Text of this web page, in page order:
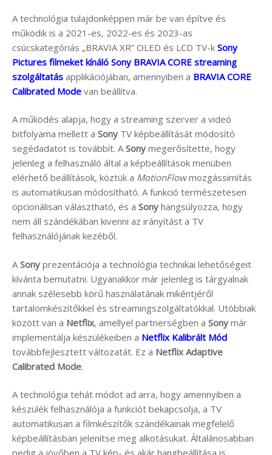
A technológia tulajdonképpen már be van építve és
működik is a 2021-es, 2022-es és 2023-as
csúcskategóriás „BRAVIA XR” OLED és LCD TV-k Sony
Pictures filmeket kínáló Sony BRAVIA CORE streaming
szolgáltatás applikációjában, amennyiben a BRAVIA CORE
Calibrated Mode van beállítva.
A működés alapja, hogy a streaming szerver a videó
bitfolyama mellett a Sony TV képbeállítását módosító
segédadatot is továbbít. ASony megerősítette, hogy
jelenleg a felhasználó által a képbeállítások menüben
elérhető beállítások, köztük a MotionFlowmozgássimítás
is automatikusan módosítható. A funkció természetesen
opcionálisan választható, és a Sony hangsúlyozza, hogy
nem áll szándékában kivenni az irányítást a TV
felhasználójának kezéből.
A Sony prezentációja a technológia technikai lehetőségeit
kívánta bemutatni. Ugyanakkor már jelenleg is tárgyalnak
annak szélesebb körű használatának mikéntjéről
tartalomkészítőkkel és streamingszolgáltatókkal. Utóbbiak
között van a Netflix, amellyel partnerségben a Sony már
implementálja készülékeiben a Netflix Kalibrált Mód
továbbfejlesztett változatát. Ez a Netflix Adaptive
Calibrated Mode.
A technológia tehát módot ad arra, hogy amennyiben a
készülék felhasználója a funkciót bekapcsolja, a TV
automatikusan a filmkészítők szándékainak megfelelő
képbeállításban jelenítse meg alkotásukat. Általánosabban